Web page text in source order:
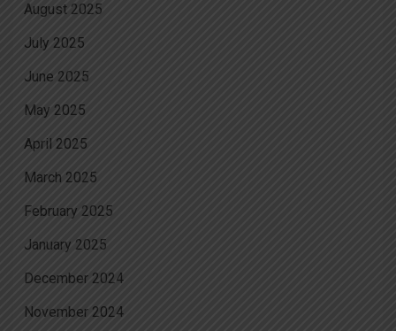
August 2025
July 2025
June 2025
May 2025
April 2025
March 2025
February 2025
January 2025
December 2024
November 2024